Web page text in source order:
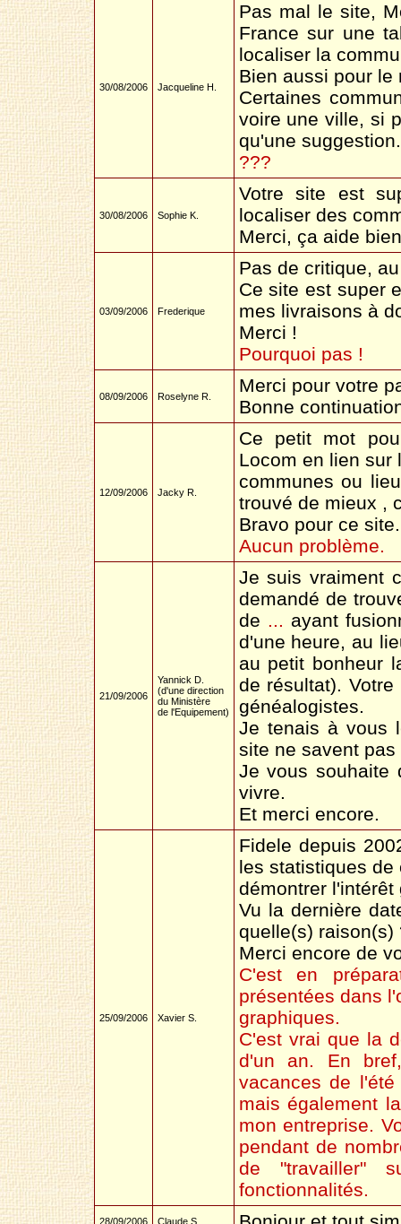
30/08/2006 Jacqueline H.
Pas mal le site,
France sur une
localiser la
Bien aussi pour le
Certaines
voire une ville, si
qu'une suggestion.
???
30/08/2006 Sophie K.
Votre site est
localiser des
Merci, ça aide
03/09/2006 Frederique
Pas de critique,
Ce site est super
mes livraisons à
Merci !
Pourquoi pas !
08/09/2006 Roselyne R.
Merci pour votre
Bonne
12/09/2006 Jacky R.
Ce petit mot
Locom en lien sur
communes ou
trouvé de mieux ,
Bravo pour ce site.
Aucun problème.
21/09/2006
Yannick D.
(d'une direction
du Ministère
de l'Equipement)
Je suis vraiment
demandé de
de ... ayant
d'une heure, au
au petit bonheur
de résultat).
généalogistes.
Je tenais à vous
site ne savent
Je vous souhaite
vivre.
Et merci encore.
25/09/2006 Xavier S.
Fidele depuis
les statistiques
démontrer
Vu la dernière
quelle(s) raison(s)
Merci encore de
C'est en
présentées dans
graphiques.
C'est vrai que la
d'un an. En
vacances de
mais également
mon entreprise.
pendant de
de "travailler"
fonctionnalités.
28/09/2006 Claude S.